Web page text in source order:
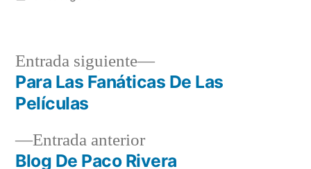
Navegación
entradas
Entrada anteriorEntrada
anterior:
Blog De Paco Rivera
Entrada siguiente
Entrada
siguiente:
Para Las Fanáticas De Las
Películas